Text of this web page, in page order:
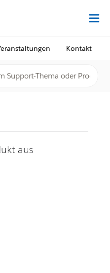
Kontakt
aus